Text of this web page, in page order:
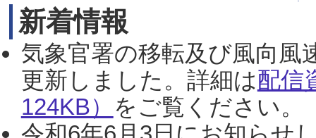
新着情報
気象官署の移転及び風向風
更新しました。詳細は配信
124KB） をご覧ください。